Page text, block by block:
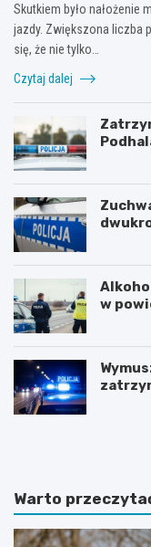
Skutkiem było nałożenie
jazdy. Zwiększona liczba
się, że nie tylko…
Czytaj dalej
w
Z
n
y
w
Z
s
k
o
Warto